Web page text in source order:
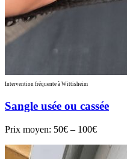
Intervention fréquente à Wittisheim
Sangle usée ou cassée
Prix moyen: 50€ – 100€